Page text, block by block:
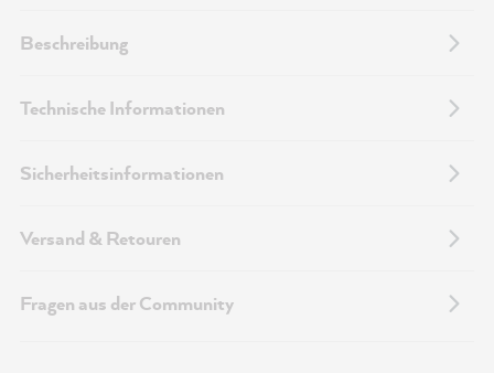
Beschreibung
Technische Informationen
Sicherheitsinformationen
Versand & Retouren
Fragen aus der Community